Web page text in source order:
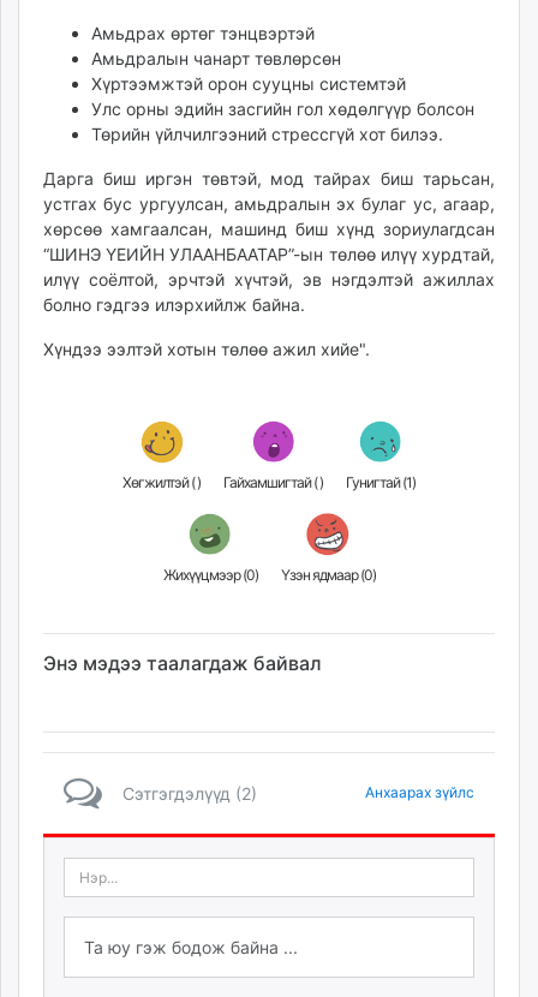
Амьдрах өртөг тэнцвэртэй
Амьдралын чанарт төвлөрсөн
Хүртээмжтэй орон сууцны системтэй
Улс орны эдийн засгийн гол хөдөлгүүр болсон
Төрийн үйлчилгээний стрессгүй хот билээ.
Дарга биш иргэн төвтэй, мод тайрах биш тарьсан,
устгах бус ургуулсан, амьдралын эх булаг ус, агаар,
хөрсөө хамгаалсан, машинд биш хүнд зориулагдсан
“ШИНЭ ҮЕИЙН УЛААНБААТАР”-ын төлөө илүү хурдтай,
илүү соёлтой, эрчтэй хүчтэй, эв нэгдэлтэй ажиллах
болно гэдгээ илэрхийлж байна.
Хүндээ ээлтэй хотын төлөө ажил хийе".
Хөгжилтэй () Гайхамшигтай () Гунигтай (1)
Жихүүцмээр (0) Үзэн ядмаар (0)
Энэ мэдээ таалагдаж байвал
Сэтгэгдэлүүд (2) Анхаарах зүйлс